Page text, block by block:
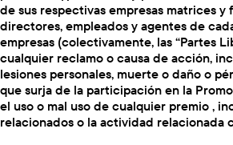
de sus respectivas empresas matrices y
directores, empleados y agentes de
empresas (colectivamente, las “Partes
cualquier reclamo o causa de acción,
lesiones personales, muerte o daño o
que surja de la participación en la
el uso o mal uso de cualquier premio ,
relacionados o la actividad relacionada